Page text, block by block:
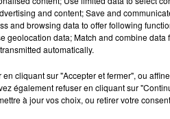
et notamment des
réalisé
le site internet de Boiliséà
and content; Save and
and browsing data to offer following
geolocation data; Match and combine
automatically.
en cliquant sur "Accepter et fermer", ou
également refuser en cliquant sur
à jour vos choix, ou retirer votre